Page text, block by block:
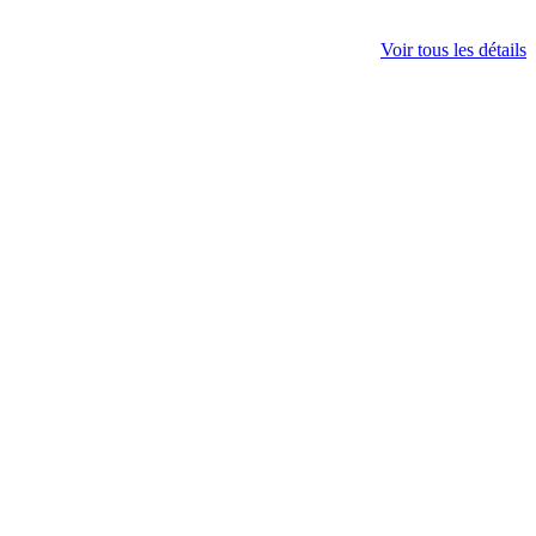
Voir tous les détails